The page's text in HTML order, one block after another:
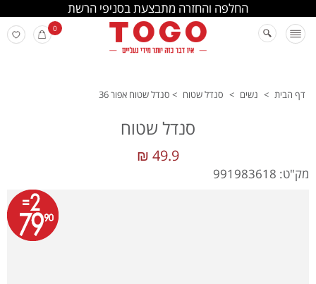
החלפה והחזרה מתבצעת בסניפי הרשת
0
דף הבית > נשים > סנדל שטוח > סנדל שטוח אפור 36
סנדל שטוח
49.9 ₪
מק"ט: 991983618